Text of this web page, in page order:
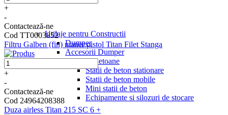
Utilaje pentru Constructii
Dumper
Accesorii Dumper
Statii de Betoane
Statii de beton stationare
Statii de beton mobile
Mini statii de beton
Echipamente si silozuri de stocare
+
-
Contactează-ne
Cod TT0003852
Filtru Galben (fin) maner pistol Titan Filet Stanga
+
-
Contactează-ne
Cod 24964208388
Duza airless Titan 215 SC 6 +